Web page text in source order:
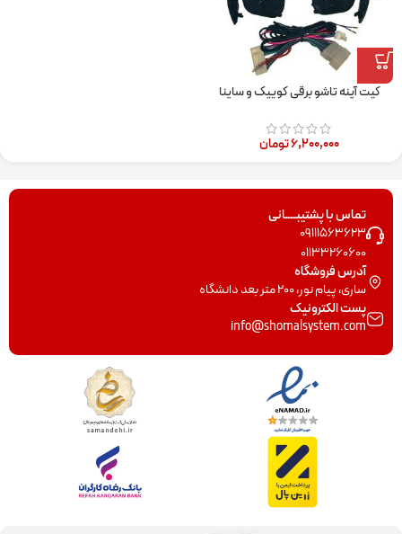
کیت آینه تاشو برقی کوییک و ساینا
۶,۲۰۰,۰۰۰تومان
تماس با پشتیبــــانی
09111563623
01133260600
آدرس فروشگاه
ساری، پیام نور، 200 متر بعد دانشگاه
پست الکترونیک
info@shomalsystem.com